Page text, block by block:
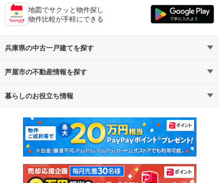
地図でサクッと物件探し
物件比較が手軽にできる
兵庫県の中古一戸建てを探す
路線・駅から探す
通勤・通学時間から探す
芦屋市の不動産情報を探す
不動産・住宅
新築マンション 中古マンション
新築一戸建て 中古一戸建て
注文住宅 土地
暮らしのお役立ち情報
マンションカタログ 教えて！住まいの先生